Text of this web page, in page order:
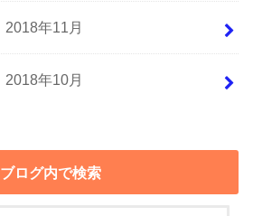
2018年11月
2018年10月
ブログ内で検索